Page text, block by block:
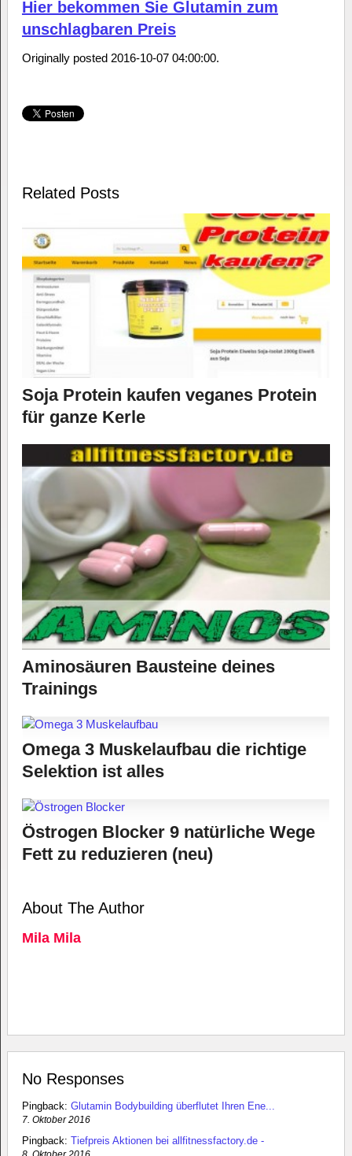
Hier bekommen Sie Glutamin zum
unschlagbaren Preis
Originally posted 2016-10-07 04:00:00.
Related Posts
Soja Protein kaufen veganes Protein
für ganze Kerle
Aminosäuren Bausteine deines
Trainings
Omega 3 Muskelaufbau die richtige
Selektion ist alles
Östrogen Blocker 9 natürliche Wege
Fett zu reduzieren (neu)
About The Author
Mila Mila
No Responses
Pingback: Glutamin Bodybuilding überflutet Ihren Ene...
7. Oktober 2016
Pingback: Tiefpreis Aktionen bei allfitnessfactory.de -